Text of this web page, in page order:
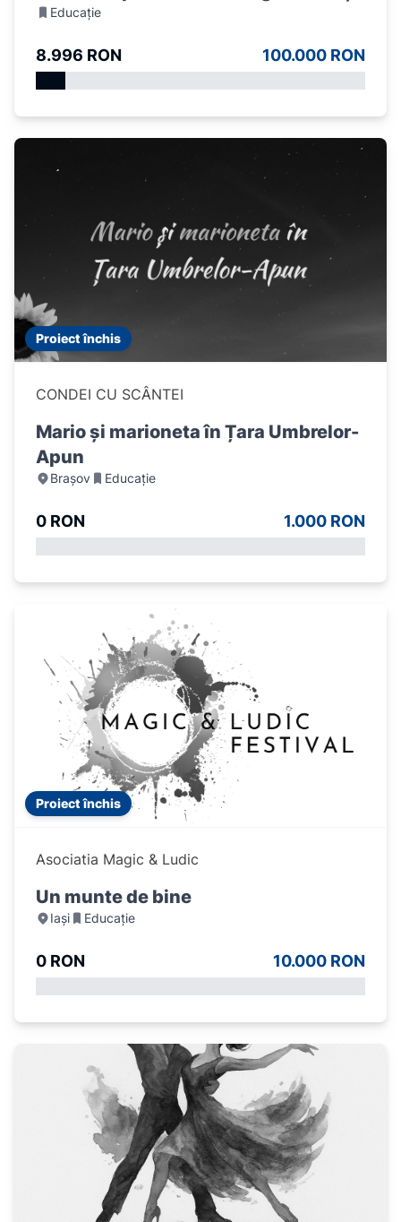
Educație
8.996 RON 100.000 RON
Proiect închis
CONDEI CU SCÂNTEI
Mario și marioneta în Țara Umbrelor-
Apun
Brașov Educație
0 RON 1.000 RON
Proiect închis
Asociatia Magic & Ludic
Un munte de bine
Iași Educație
0 RON 10.000 RON